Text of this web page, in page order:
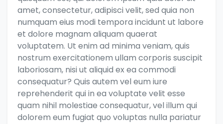
amet, consectetur, adipisci velit, sed quia non
numquam eius modi tempora incidunt ut labore
et dolore magnam aliquam quaerat
voluptatem. Ut enim ad minima veniam, quis
nostrum exercitationem ullam corporis suscipit
laboriosam, nisi ut aliquid ex ea commodi
consequatur? Quis autem vel eum iure
reprehenderit qui in ea voluptate velit esse
quam nihil molestiae consequatur, vel illum qui
dolorem eum fugiat quo voluptas nulla pariatur